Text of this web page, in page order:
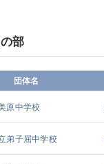
部
団体名
原中学校
弟子屈中学校